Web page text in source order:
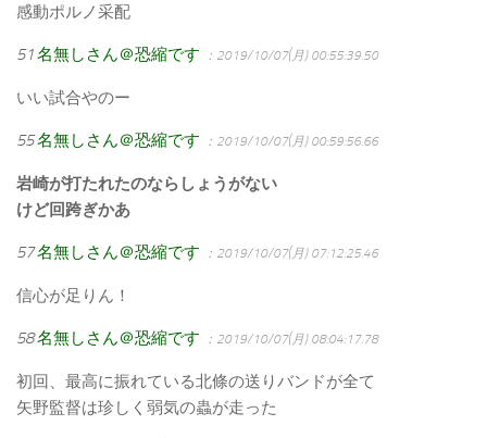
感動ポルノ采配
51名無しさん＠恐縮です ：2019/10/07(月) 00:55:39.50
いい試合やのー
55名無しさん＠恐縮です ：2019/10/07(月) 00:59:56.66
岩崎が打たれたのならしょうがない
けど回跨ぎかあ
57名無しさん＠恐縮です ：2019/10/07(月) 07:12:25.46
信心が足りん！
58名無しさん＠恐縮です ：2019/10/07(月) 08:04:17.78
初回、最高に振れている北條の送りバンドが全て
矢野監督は珍しく弱気の蟲が走った